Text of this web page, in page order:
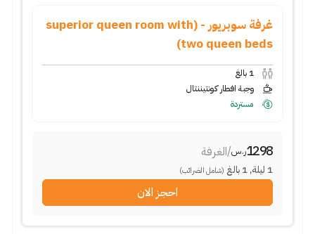
غرفة سوبريور - (superior queen room with
two queen beds)
1 بالغ
وجبة افطار كونتيننتال
مستردة
1298ر.س/الغرفة
1 ليلة,
1 بالغ (شامل الضرائب)
احجز الان